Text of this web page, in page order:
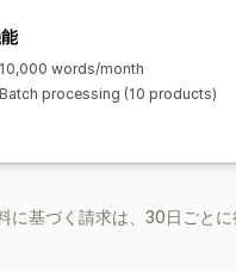
10,000 words/month
Batch processing (10 products)
基づく請求は、30日ごとに